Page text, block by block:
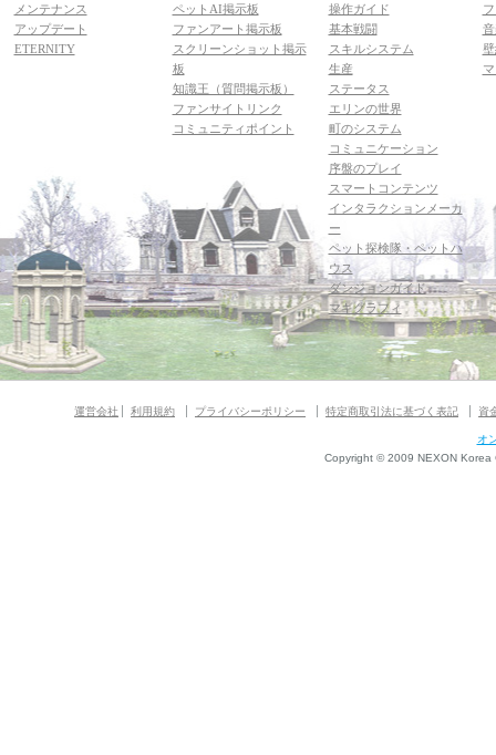
メンテナンス
アップデート
ETERNITY
ペットAI掲示板
ファンアート掲示板
スクリーンショット掲示
板
知識王（質問掲示板）
ファンサイトリンク
コミュニティポイント
操作ガイド
基本戦闘
スキルシステム
生産
ステータス
エリンの世界
町のシステム
コミュニケーション
序盤のプレイ
スマートコンテンツ
インタラクションメーカ
ー
ペット探検隊・ペットハ
ウス
ダンジョンガイド
マギグラフィ
運営会社 利用規約 プライバシーポリシー 特定商取引法に基づく表記 資
オ
Copyright © 2009 NEXON Korea